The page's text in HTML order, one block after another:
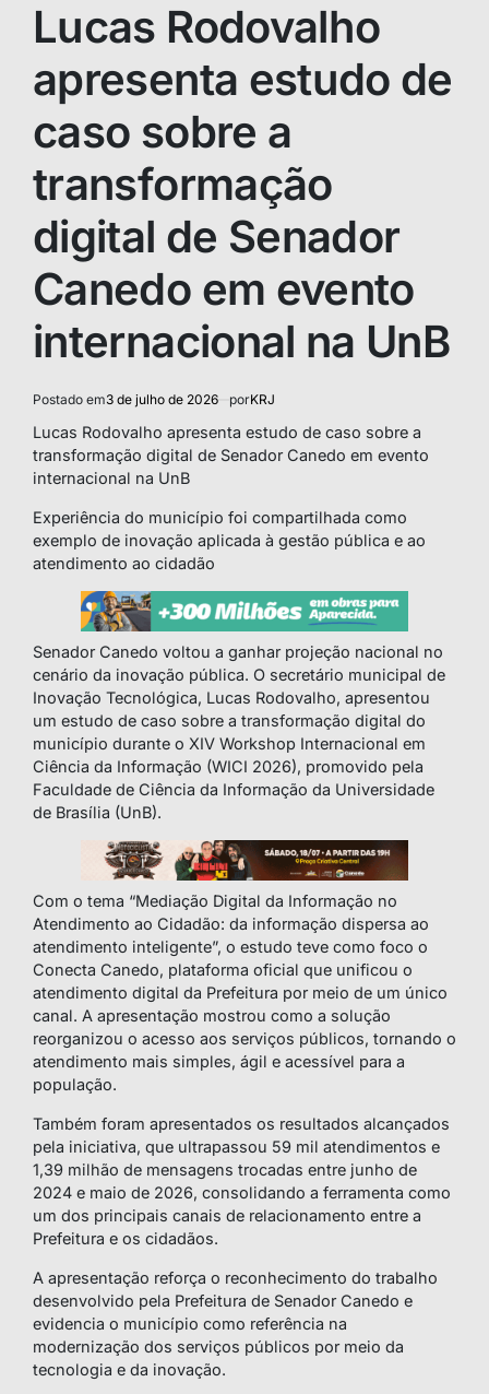
Lucas Rodovalho
apresenta estudo de
caso sobre a
transformação
digital de Senador
Canedo em evento
internacional na UnB
Postado em3 de julho de 2026 porKRJ
Lucas Rodovalho apresenta estudo de caso sobre a
transformação digital de Senador Canedo em evento
internacional na UnB
Experiência do município foi compartilhada como
exemplo de inovação aplicada à gestão pública e ao
atendimento ao cidadão
Senador Canedo voltou a ganhar projeção nacional no
cenário da inovação pública. O secretário municipal de
Inovação Tecnológica, Lucas Rodovalho, apresentou
um estudo de caso sobre a transformação digital do
município durante o XIV Workshop Internacional em
Ciência da Informação (WICI 2026), promovido pela
Faculdade de Ciência da Informação da Universidade
de Brasília (UnB).
Com o tema “Mediação Digital da Informação no
Atendimento ao Cidadão: da informação dispersa ao
atendimento inteligente”, o estudo teve como foco o
Conecta Canedo, plataforma oficial que unificou o
atendimento digital da Prefeitura por meio de um único
canal. A apresentação mostrou como a solução
reorganizou o acesso aos serviços públicos, tornando o
atendimento mais simples, ágil e acessível para a
população.
Também foram apresentados os resultados alcançados
pela iniciativa, que ultrapassou 59 mil atendimentos e
1,39 milhão de mensagens trocadas entre junho de
2024 e maio de 2026, consolidando a ferramenta como
um dos principais canais de relacionamento entre a
Prefeitura e os cidadãos.
A apresentação reforça o reconhecimento do trabalho
desenvolvido pela Prefeitura de Senador Canedo e
evidencia o município como referência na
modernização dos serviços públicos por meio da
tecnologia e da inovação.